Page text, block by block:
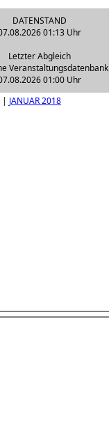
DATENSTAND
01:13 Uhr
Letzter Abgleich
Veranstaltungsdatenbank
01:00 Uhr
| JANUAR 2018